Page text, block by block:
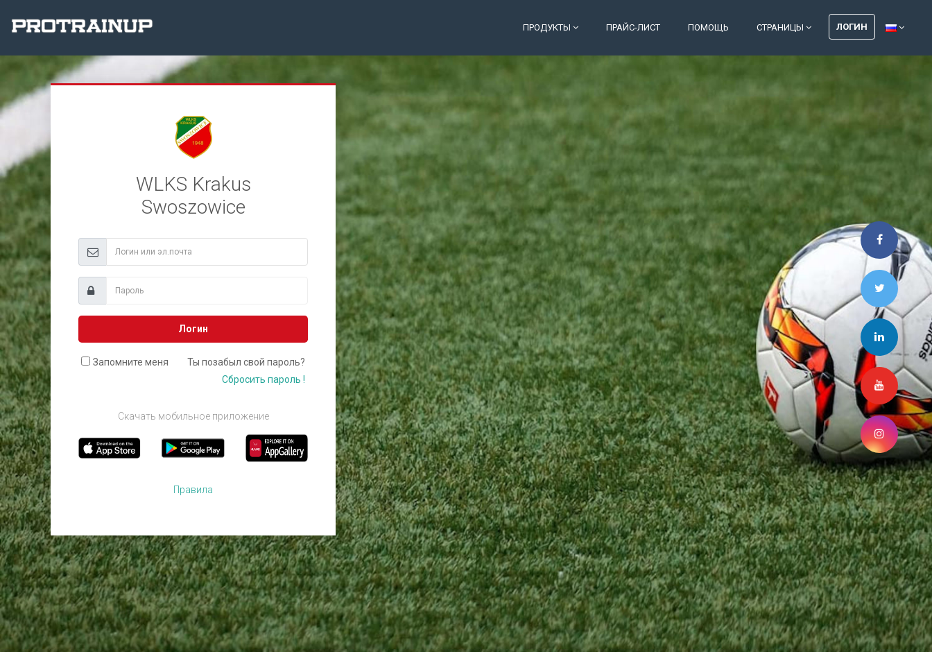
ПРОДУКТЫ ПРАЙС-ЛИСТ ПОМОЩЬ СТРАНИЦЫ ЛОГИН
WLKS Krakus
Swoszowice
Логин
Запомните меня
Ты позабыл свой пароль?
Сбросить пароль !
Скачать мобильное приложение
Правила